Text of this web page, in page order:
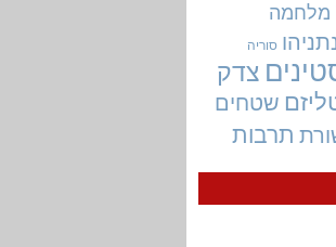
מלחמה
סוריה
צדק
שטחים
תרבות